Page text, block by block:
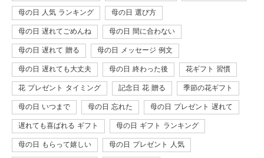
母の日 人気 ランキング 母の日 選び方
母の日 遅れてごめんね 母の日 間に合わない
母の日 遅れて 贈る 母の日 メッセージ 例文
母の日 遅れても大丈夫 母の日 終わった後 花ギフト 習慣
花 プレゼント タイミング 記念日 花 贈る 季節の花ギフト
母の日 いつまで 母の日 忘れた 母の日 プレゼント 遅れて
遅れても喜ばれる ギフト 母の日 ギフト ランキング
母の日 もらって嬉しい 母の日 プレゼント 人気